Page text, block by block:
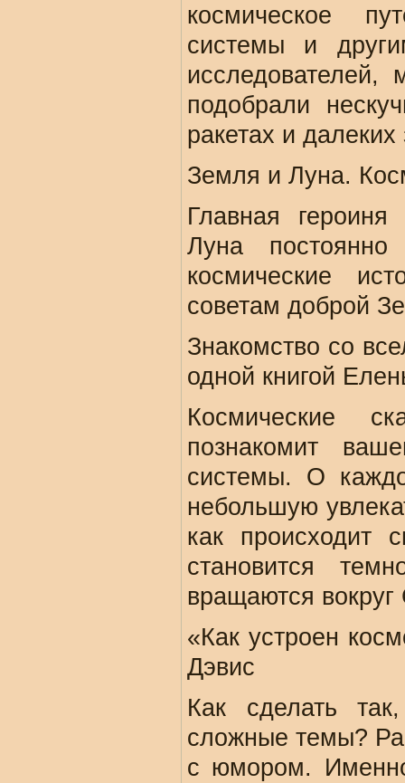
космическое
системы и
исследователей,
подобрали
ракетах и далеких
Земля и Луна.
Главная
Луна
космические
советам доброй
Знакомство со
одной книгой
Космические
познакомит
системы. О
небольшую
как
становится
вращаются
«Как устроен
Дэвис
Как сделать
сложные темы?
с юмором. Именно